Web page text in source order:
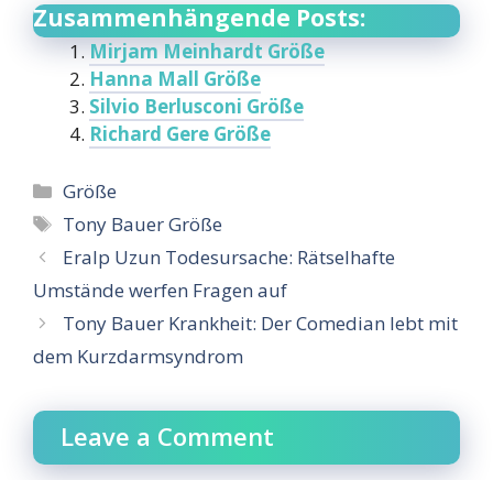
Zusammenhängende Posts:
Mirjam Meinhardt Größe
Hanna Mall Größe
Silvio Berlusconi Größe
Richard Gere Größe
Categories
Größe
Tags
Tony Bauer Größe
Eralp Uzun Todesursache: Rätselhafte
Umstände werfen Fragen auf
Tony Bauer Krankheit: Der Comedian lebt mit
dem Kurzdarmsyndrom
Leave a Comment